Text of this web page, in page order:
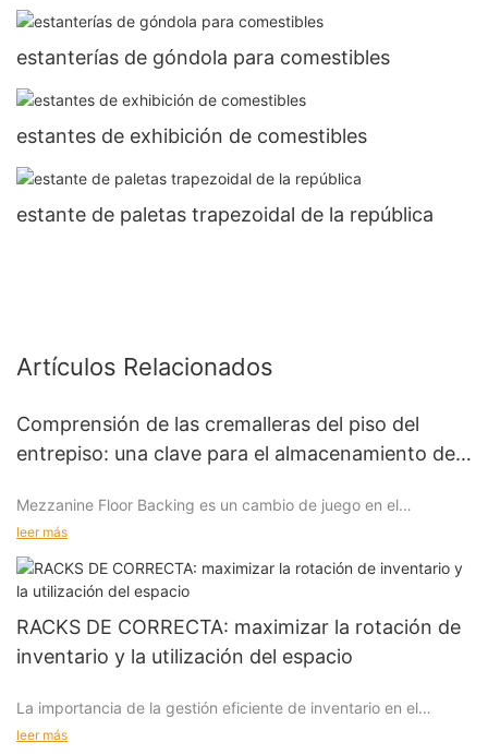
estanterías de góndola para comestibles
estantes de exhibición de comestibles
estante de paletas trapezoidal de la república
Artículos Relacionados
Comprensión de las cremalleras del piso del
entrepiso: una clave para el almacenamiento de
Mezzanine Floor Backing es un cambio de juego en el
almacenamiento de inventario, ofreciendo a las empresas una
eficiencia operativa. Esta innovadora solución de
almacenamiento proporciona el doble de capacidad de
almacenamiento, lo que permite a las empresas optimizar su
Beneficios del sistema de estanterías de mezzanina
leer más
RACKS DE CORRECTA: maximizar la rotación de
inventario y la utilización del espacio
La importancia de la gestión eficiente de inventario en el
almacenamiento moderno
leer más